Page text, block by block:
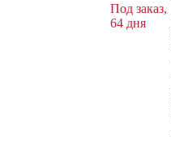
Под заказ,
64 дня